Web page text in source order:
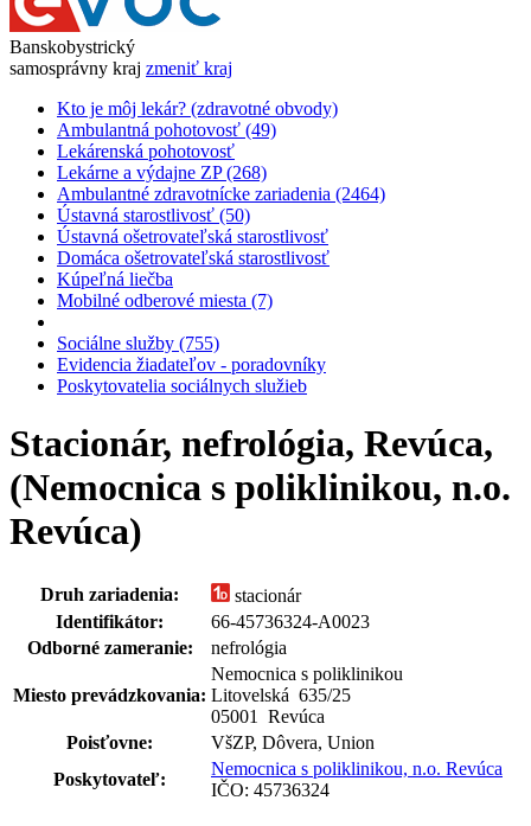
Banskobystrický
samosprávny kraj zmeniť kraj
Kto je môj lekár? (zdravotné obvody)
Ambulantná pohotovosť (49)
Lekárenská pohotovosť
Lekárne a výdajne ZP (268)
Ambulantné zdravotnícke zariadenia (2464)
Ústavná starostlivosť (50)
Ústavná ošetrovateľská starostlivosť
Domáca ošetrovateľská starostlivosť
Kúpeľná liečba
Mobilné odberové miesta (7)
Sociálne služby (755)
Evidencia žiadateľov - poradovníky
Poskytovatelia sociálnych služieb
Stacionár, nefrológia, Revúca,
(Nemocnica s poliklinikou, n.o.
Revúca)
Druh zariadenia:
stacionár
Identifikátor:
66-45736324-A0023
Odborné zameranie:
nefrológia
Miesto prevádzkovania:
Nemocnica s poliklinikou
Litovelská 635/25
05001 Revúca
Poisťovne:
VšZP, Dôvera, Union
Poskytovateľ:
Nemocnica s poliklinikou, n.o. Revúca
IČO: 45736324